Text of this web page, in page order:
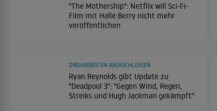
"The Mothership": Netflix will Sci-Fi-
Film mit Halle Berry nicht mehr
veröffentlichen
Ryan Reynolds gibt Update zu
"Deadpool 3": "Gegen Wind, Regen,
Streiks und Hugh Jackman gekämpft"
DREHARBEITEN ABGESCHLOSSEN